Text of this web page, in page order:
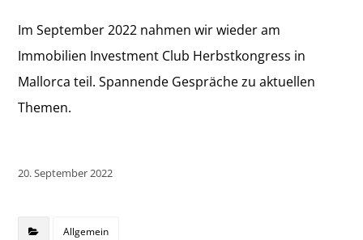
Im September 2022 nahmen wir wieder am
Immobilien Investment Club Herbstkongress in
Mallorca teil. Spannende Gespräche zu aktuellen
Themen.
20. September 2022
Allgemein